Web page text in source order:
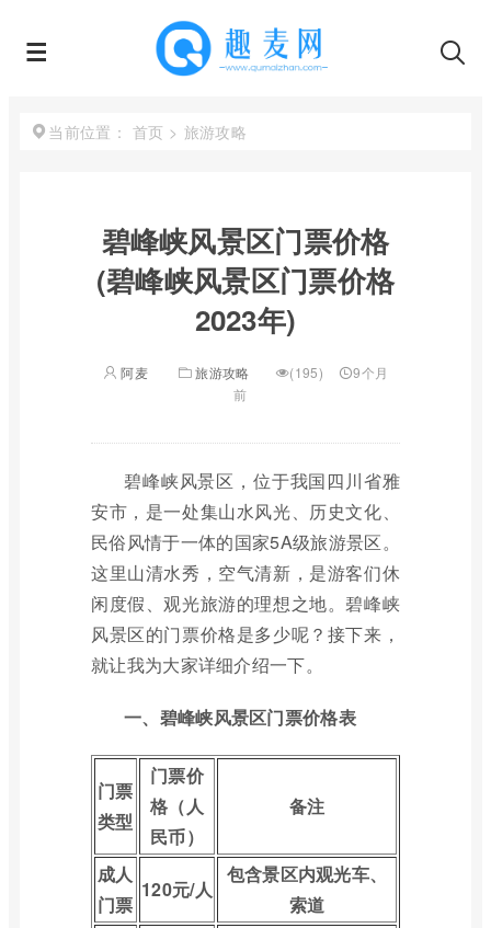
当前位置： 首页 > 旅游攻略
碧峰峡风景区门票价格
(碧峰峡风景区门票价格
2023年)
阿麦 旅游攻略 (195)
9个月
前
碧峰峡风景区，位于我国四川省雅
安市，是一处集山水风光、历史文化、
民俗风情于一体的国家5A级旅游景区。
这里山清水秀，空气清新，是游客们休
闲度假、观光旅游的理想之地。碧峰峡
风景区的门票价格是多少呢？接下来，
就让我为大家详细介绍一下。
一、碧峰峡风景区门票价格表
门票
类型
门票价
格（人
民币）
备注
成人
门票
120元/人
包含景区内观光车、
索道